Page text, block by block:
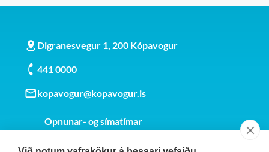
Digranesvegur 1, 200 Kópavogur
441 0000
kopavogur@kopavogur.is
Opnunar- og símatímar